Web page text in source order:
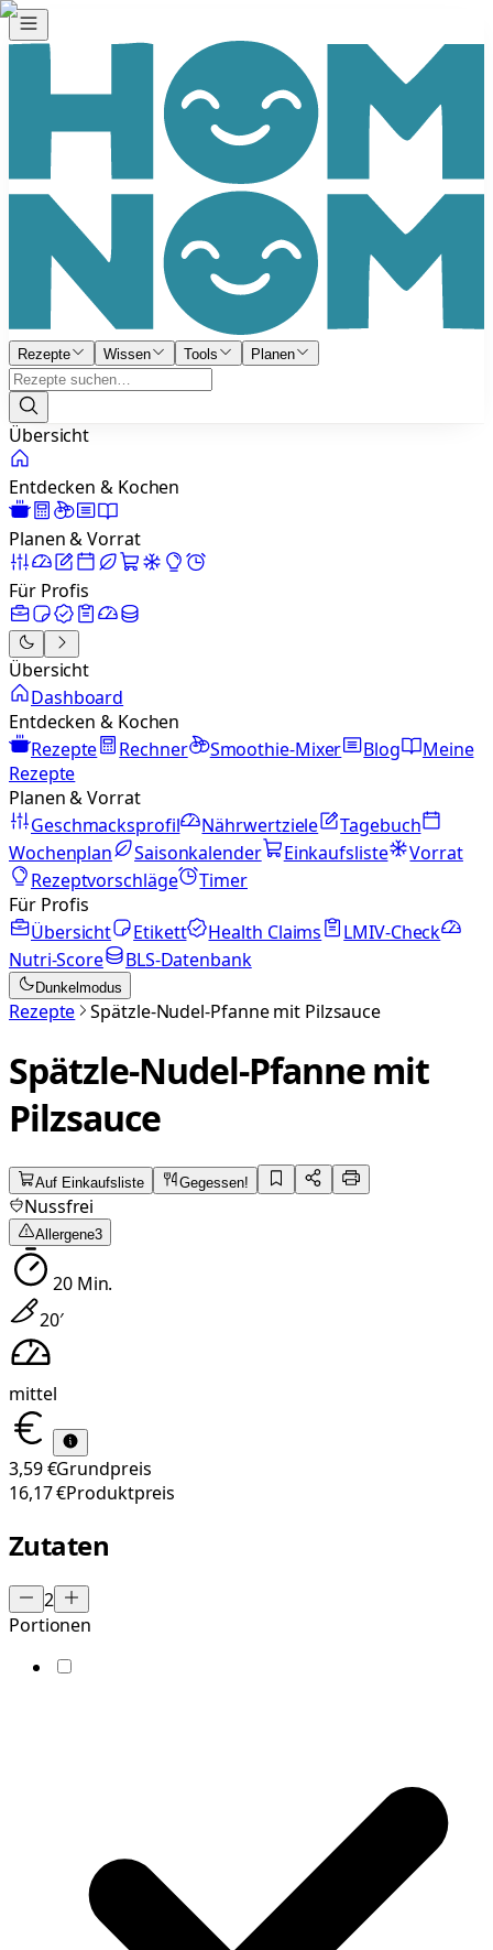
Rezepte Wissen Tools Planen
Übersicht
Entdecken & Kochen
Planen & Vorrat
Für Profis
Übersicht
Dashboard
Entdecken & Kochen
Rezepte
Rechner Smoothie-Mixer Blog
Meine
Rezepte
Planen & Vorrat
Geschmacksprofil
Nährwertziele
Tagebuch
Wochenplan
Saisonkalender Einkaufsliste
Vorrat
Rezeptvorschläge
Timer
Für Profis
Übersicht
Etikett Health Claims
LMIV-Check
Nutri-Score
BLS-Datenbank
Dunkelmodus
Rezepte Spätzle-Nudel-Pfanne mit Pilzsauce
Spätzle-Nudel-Pfanne mit
Pilzsauce
Auf Einkaufsliste Gegessen!
Nussfrei
Allergene3
20Min.
20′
mittel
3,59 €Grundpreis
16,17 €Produktpreis
Zutaten
2
Portionen